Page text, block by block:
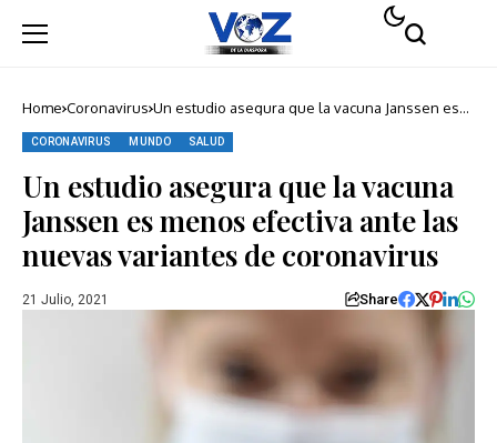
Home Coronavirus Un estudio asegura que la vacuna Janssen es
coronavirus
CORONAVIRUS MUNDO SALUD
Un estudio asegura que la vacuna
Janssen es menos efectiva ante las
nuevas variantes de coronavirus
21 Julio, 2021 Share